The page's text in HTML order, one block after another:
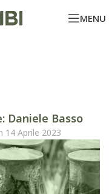
MENU
Daniele Basso
14 Aprile 2023